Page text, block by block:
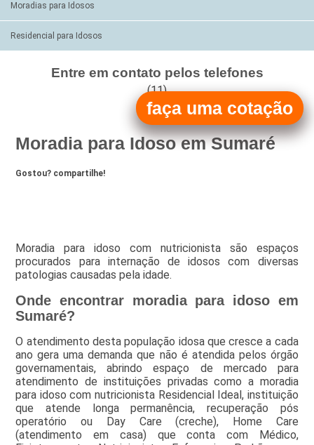
Moradias para Idosos
Residencial para Idosos
Entre em contato pelos telefones
(11)
(11)
Moradia para Idoso em Sumaré
Gostou? compartilhe!
Moradia para idoso com nutricionista são espaços
procurados para internação de idosos com diversas
patologias causadas pela idade.
Onde encontrar moradia para idoso em
Sumaré?
O atendimento desta população idosa que cresce a cada
ano gera uma demanda que não é atendida pelos órgão
governamentais, abrindo espaço de mercado para
atendimento de instituições privadas como a moradia
para idoso com nutricionista Residencial Ideal, instituição
que atende longa permanência, recuperação pós
operatório ou Day Care (creche), Home Care
(atendimento em casa) que conta com Médico,
faça uma cotação